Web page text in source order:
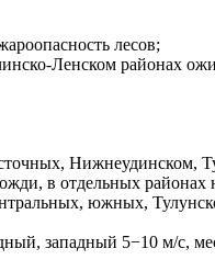
лесов;
Ленском районах
Нижнеудинском,
в отдельных
южных,
западный 5−10 м/с,